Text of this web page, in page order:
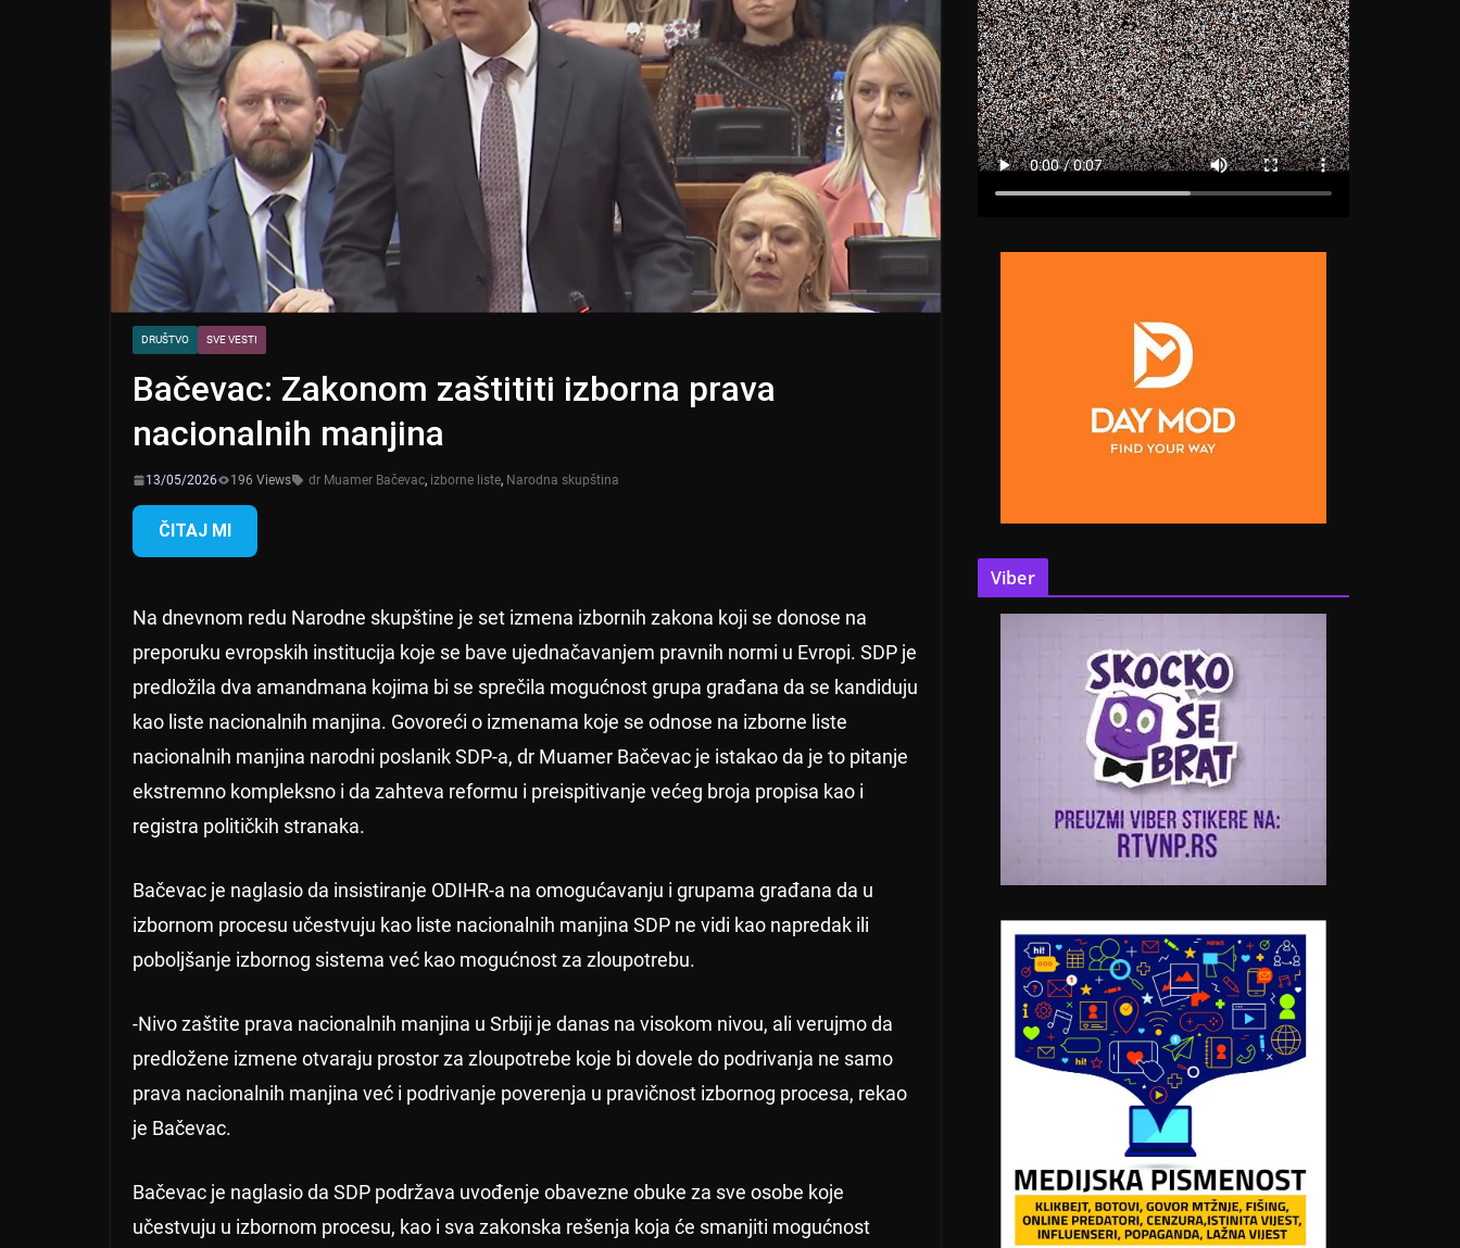
DRUŠTVO SVE VESTI
Bačevac: Zakonom zaštititi izborna prava
nacionalnih manjina
13/05/2026 196 Views dr Muamer Bačevac, izborne liste, Narodna skupština
ČITAJ MI
Na dnevnom redu Narodne skupštine je set izmena izbornih zakona koji se donose na
preporuku evropskih institucija koje se bave ujednačavanjem pravnih normi u Evropi. SDP je
predložila dva amandmana kojima bi se sprečila mogućnost grupa građana da se kandiduju
kao liste nacionalnih manjina. Govoreći o izmenama koje se odnose na izborne liste
nacionalnih manjina narodni poslanik SDP-a, dr Muamer Bačevac je istakao da je to pitanje
ekstremno kompleksno i da zahteva reformu i preispitivanje većeg broja propisa kao i
registra političkih stranaka.
Bačevac je naglasio da insistiranje ODIHR-a na omogućavanju i grupama građana da u
izbornom procesu učestvuju kao liste nacionalnih manjina SDP ne vidi kao napredak ili
poboljšanje izbornog sistema već kao mogućnost za zloupotrebu.
-Nivo zaštite prava nacionalnih manjina u Srbiji je danas na visokom nivou, ali verujmo da
predložene izmene otvaraju prostor za zloupotrebe koje bi dovele do podrivanja ne samo
prava nacionalnih manjina već i podrivanje poverenja u pravičnost izbornog procesa, rekao
je Bačevac.
Bačevac je naglasio da SDP podržava uvođenje obavezne obuke za sve osobe koje
učestvuju u izbornom procesu, kao i sva zakonska rešenja koja će smanjiti mogućnost
Viber